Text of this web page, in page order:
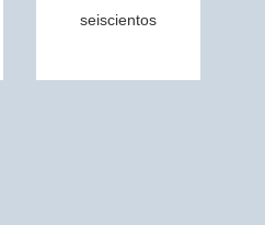
seiscientos